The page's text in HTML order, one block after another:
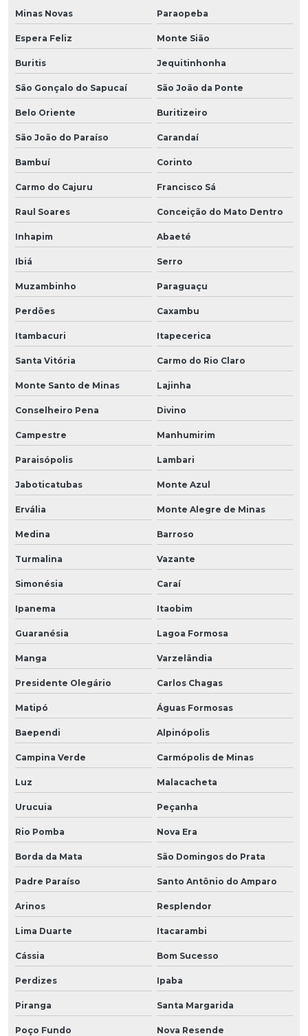
Minas Novas Paraopeba
Espera Feliz Monte Sião
Buritis Jequitinhonha
São Gonçalo do Sapucaí São João da Ponte
Belo Oriente Buritizeiro
São João do Paraíso Carandaí
Bambuí Corinto
Carmo do Cajuru Francisco Sá
Raul Soares Conceição do Mato Dentro
Inhapim Abaeté
Ibiá Serro
Muzambinho Paraguaçu
Perdões Caxambu
Itambacuri Itapecerica
Santa Vitória Carmo do Rio Claro
Monte Santo de Minas Lajinha
Conselheiro Pena Divino
Campestre Manhumirim
Paraisópolis Lambari
Jaboticatubas Monte Azul
Ervália Monte Alegre de Minas
Medina Barroso
Turmalina Vazante
Simonésia Caraí
Ipanema Itaobim
Guaranésia Lagoa Formosa
Manga Varzelândia
Presidente Olegário Carlos Chagas
Matipó Águas Formosas
Baependi Alpinópolis
Campina Verde Carmópolis de Minas
Luz Malacacheta
Urucuia Peçanha
Rio Pomba Nova Era
Borda da Mata São Domingos do Prata
Padre Paraíso Santo Antônio do Amparo
Arinos Resplendor
Lima Duarte Itacarambi
Cássia Bom Sucesso
Perdizes Ipaba
Piranga Santa Margarida
Poço Fundo Nova Resende